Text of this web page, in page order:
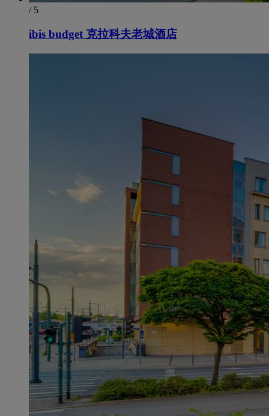
/ 5
ibis budget 克拉科夫老城酒店